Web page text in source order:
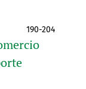
190-204